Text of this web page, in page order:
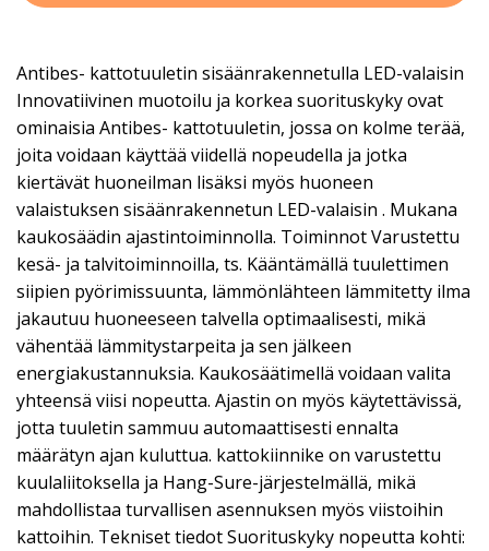
Antibes- kattotuuletin sisäänrakennetulla LED-valaisin
Innovatiivinen muotoilu ja korkea suorituskyky ovat
ominaisia Antibes- kattotuuletin, jossa on kolme terää,
joita voidaan käyttää viidellä nopeudella ja jotka
kiertävät huoneilman lisäksi myös huoneen
valaistuksen sisäänrakennetun LED-valaisin . Mukana
kaukosäädin ajastintoiminnolla. Toiminnot Varustettu
kesä- ja talvitoiminnoilla, ts. Kääntämällä tuulettimen
siipien pyörimissuunta, lämmönlähteen lämmitetty ilma
jakautuu huoneeseen talvella optimaalisesti, mikä
vähentää lämmitystarpeita ja sen jälkeen
energiakustannuksia. Kaukosäätimellä voidaan valita
yhteensä viisi nopeutta. Ajastin on myös käytettävissä,
jotta tuuletin sammuu automaattisesti ennalta
määrätyn ajan kuluttua. kattokiinnike on varustettu
kuulaliitoksella ja Hang-Sure-järjestelmällä, mikä
mahdollistaa turvallisen asennuksen myös viistoihin
kattoihin. Tekniset tiedot Suorituskyky nopeutta kohti: